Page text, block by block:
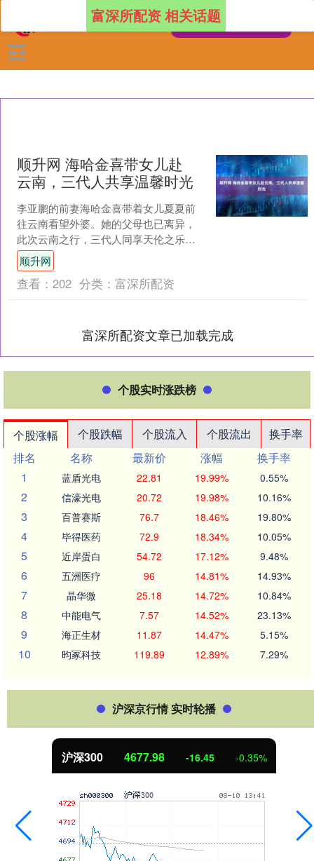
富深所配资 相关话题
顺升网 海哈金喜带女儿赴
云南，三代人共享温馨时光
李亚鹏的前妻海哈金喜带着女儿夏夏前
往云南看望外婆。她的父母也已离异，
此次云南之行，三代人同享天伦之乐。
海哈金喜一家居住在前夫李亚鹏的民宿
中，尽管李亚鹏未现身，但....
顺升网
查看： 202 分类： 富深所配资
富深所配资文章已加载完成
个股实时涨跌榜
个股涨幅 个股跌幅 个股流入 个股流出
换手率
排名
名称 最新价 涨幅
换手率
1
蓝盾光电 22.81 19.99% 0.55%
2 信濠光电 20.72 19.98% 10.16%
3 百普赛斯 76.7 18.46% 19.80%
4 毕得医药 72.9 18.34% 10.05%
5 近岸蛋白 54.72 17.12% 9.48%
6 五洲医疗 96 14.81% 14.93%
7 晶华微 25.18 14.72% 10.84%
8 中能电气 7.57 14.52% 23.13%
9 海正生材 11.87 14.47% 5.15%
10 昀冢科技 119.89 12.89% 7.29%
沪深京行情 实时轮播
沪深300 4677.98 -16.45 -0.35%